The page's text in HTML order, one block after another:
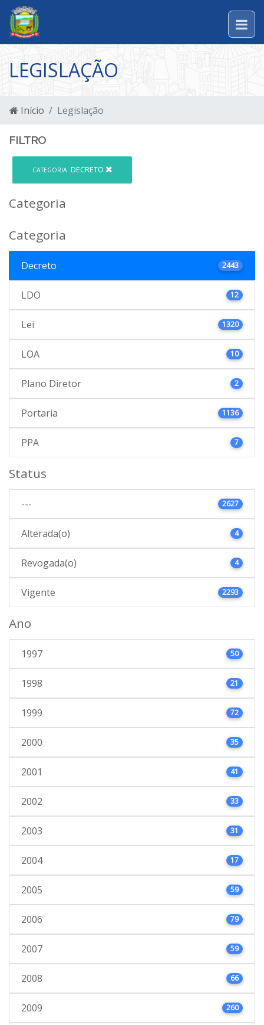
LEGISLAÇÃO
Início Legislação
FILTRO
CATEGORIA: DECRETO
Categoria
Categoria
Decreto 2443
LDO 12
Lei 1320
LOA 10
Plano Diretor 2
Portaria 1136
PPA 7
Status
--- 2627
Alterada(o) 4
Revogada(o) 4
Vigente 2293
Ano
1997 50
1998 21
1999 72
2000 35
2001 41
2002 33
2003 31
2004 17
2005 59
2006 79
2007 59
2008 66
2009 260